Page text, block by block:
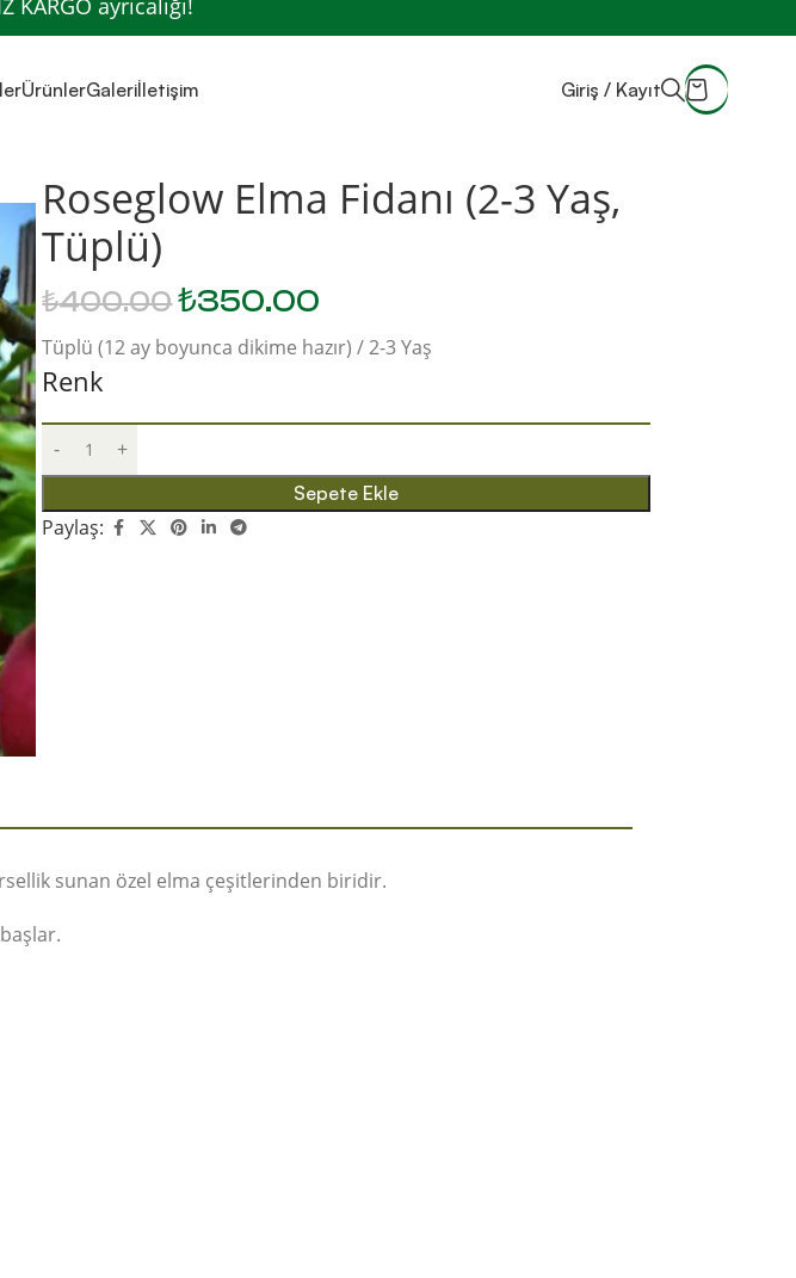
ÜrünlerGaleriİletişim Giriş / Kayıt
Roseglow Elma Fidanı (2-3 Yaş,
Tüplü)
₺400.00₺350.00
Tüplü (12 ay boyunca dikime hazır) / 2-3 Yaş
Renk
Sepete Ekle
Paylaş:
sunan özel elma çeşitlerinden biridir.